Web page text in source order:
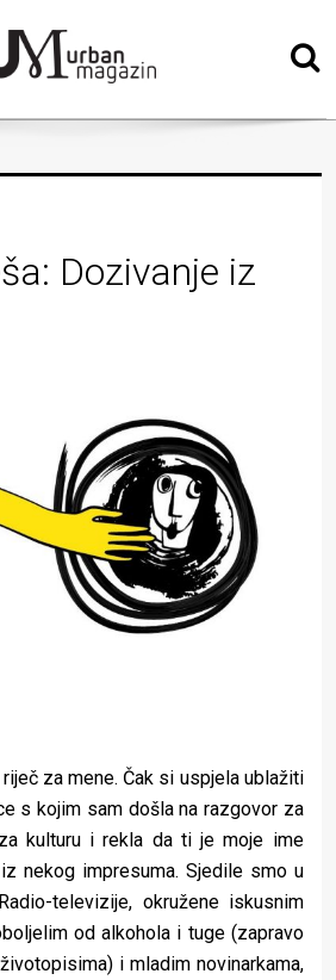
Dozivanje iz
za mene. Čak si uspjela ublažiti
s kojim sam došla na razgovor za
kulturu i rekla da ti je moje ime
nekog impresuma. Sjedile smo u
televizije, okružene iskusnim
od alkohola i tuge (zapravo
i mladim novinarkama,